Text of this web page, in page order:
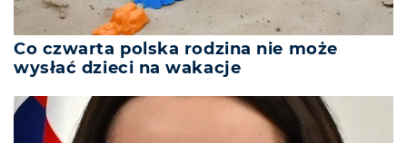
Co czwarta polska rodzina nie może
wysłać dzieci na wakacje